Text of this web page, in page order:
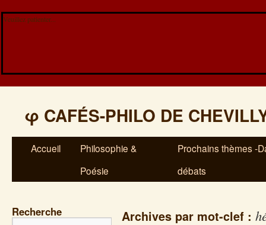
Veuillez patienter...
φ CAFÉS-PHILO DE
Accueil
Philosophie &
Poésie
Prochains thèmes -
débats
Recherche Archives par mot-clef :